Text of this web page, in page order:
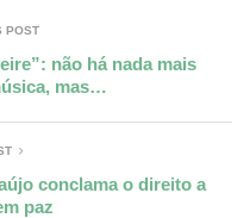
POST
não há nada mais
mas…
conclama o direito a
paz